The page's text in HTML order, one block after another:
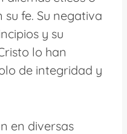
fe. Su negativa
y su
lo han
de integridad y
en diversas